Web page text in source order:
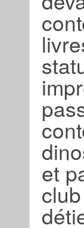
et